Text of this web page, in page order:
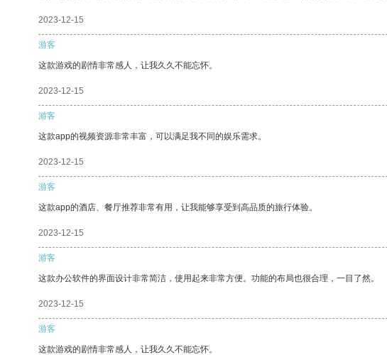
2023-12-15
游客
这款游戏的剧情非常感人，让我久久不能忘怀。
2023-12-15
游客
这款app的视频资源非常丰富，可以满足我不同的娱乐需求。
2023-12-15
游客
这款app的酒店、餐厅推荐非常有用，让我能够享受到高品质的旅行体验。
2023-12-15
游客
这款办公软件的界面设计非常简洁，使用起来非常方便。功能的布局也很合理，一目了然。
2023-12-15
游客
这款游戏的剧情非常感人，让我久久不能忘怀。